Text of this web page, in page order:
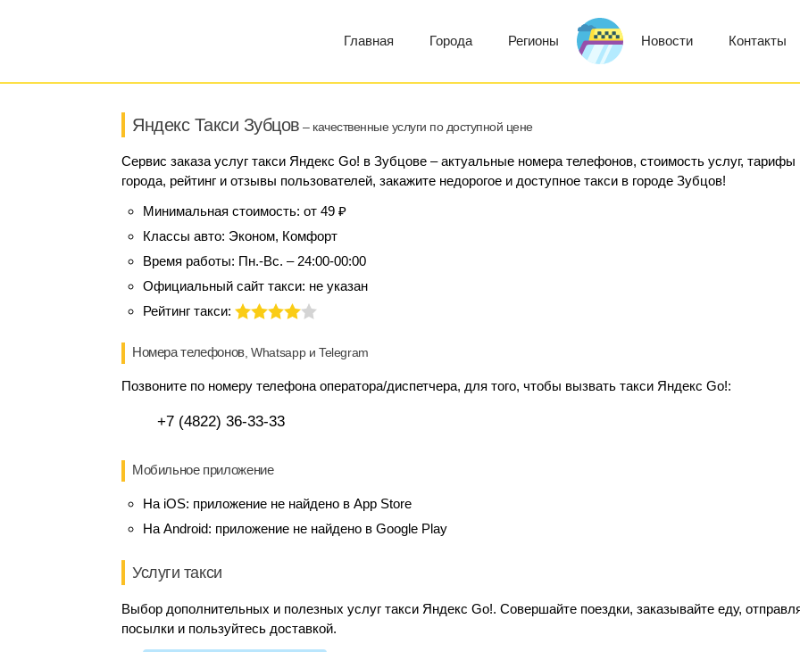
Главная Города Регионы Новости Контакты
Яндекс Такси Зубцов – качественные услуги по доступной цене
Сервис заказа услуг такси Яндекс Go! в Зубцове – актуальные номера телефонов, стоимость услуг, тарифы
города, рейтинг и отзывы пользователей, закажите недорогое и доступное такси в городе Зубцов!
Минимальная стоимость: от 49 ₽
Классы авто: Эконом, Комфорт
Время работы: Пн.-Вс. – 24:00-00:00
Официальный сайт такси: не указан
Рейтинг такси:
Номера телефонов, Whatsapp и Telegram
Позвоните по номеру телефона оператора/диспетчера, для того, чтобы вызвать такси Яндекс Go!:
+7 (4822) 36-33-33
Мобильное приложение
На iOS: приложение не найдено в App Store
На Android: приложение не найдено в Google Play
Услуги такси
Выбор дополнительных и полезных услуг такси Яндекс Go!. Совершайте поездки, заказывайте еду,
посылки и пользуйтесь доставкой.